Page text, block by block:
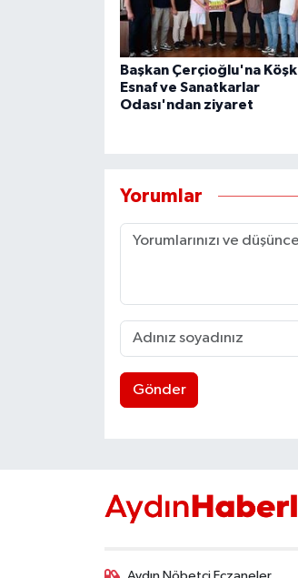
Başkan Çerçioğlu'na Köşk
Esnaf ve Sanatkarlar
Odası'ndan ziyaret
Yorumlar
Gönder
Aydın Nöbetçi Eczaneler